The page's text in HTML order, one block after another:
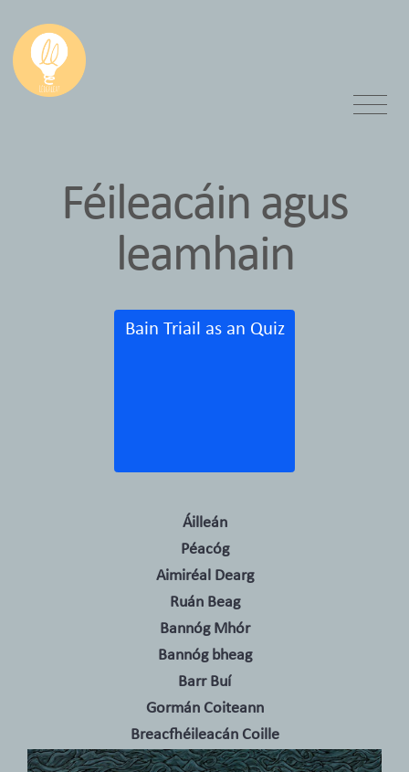
Féileacáin agus
leamhain
Bain Triail as an Quiz
Áilleán
Péacóg
Aimiréal Dearg
Ruán Beag
Bannóg Mhór
Bannóg bheag
Barr Buí
Gormán Coiteann
Breacfhéileacán Coille